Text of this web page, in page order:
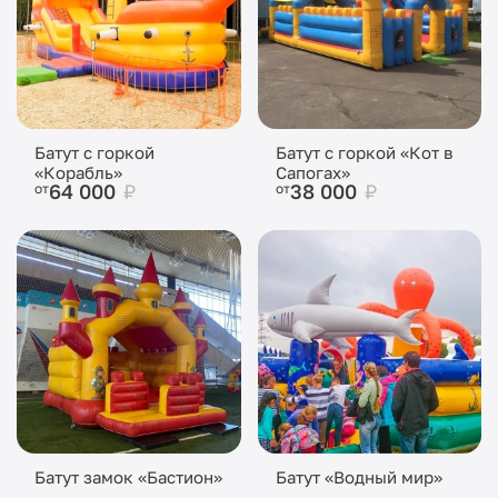
Батут с горкой
«Корабль»
от64 000 ₽
Батут с горкой «Кот в
Сапогах»
от38 000 ₽
Батут замок «Бастион» Батут «Водный мир»